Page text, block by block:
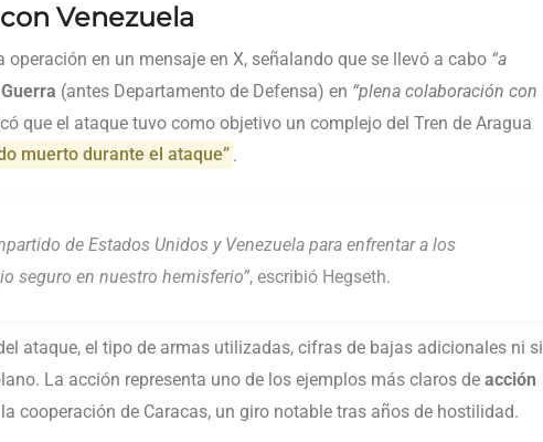
Venezuela
operación en un mensaje en X, señalando que se llevó a cabo “a
(antes Departamento de Defensa) en “plena colaboración con
que el ataque tuvo como objetivo un complejo del Tren de Aragua
muerto durante el ataque” .
de Estados Unidos y Venezuela para enfrentar a los
seguro en nuestro hemisferio”, escribió Hegseth.
ataque, el tipo de armas utilizadas, cifras de bajas adicionales ni si
La acción representa uno de los ejemplos más claros de acción
cooperación de Caracas, un giro notable tras años de hostilidad.